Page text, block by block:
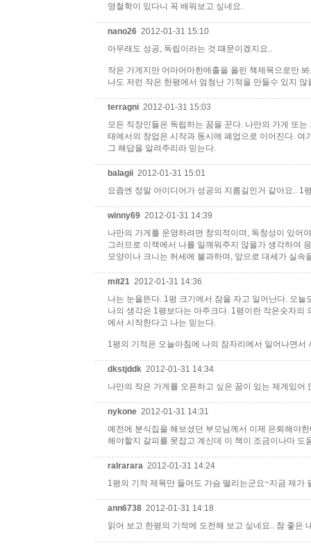
영철학이 있다니 꼭 배워보고 싶네요.
nano26 2012-01-31 15:10
아무래도 성공, 독립이라는 것 때문이겠지요..
작은 가게지만 어마어마한메출을 올린 책제목으로만
나도 저런 작은 한평에서 엄청난 기적을 만들수 있지 않
terragni 2012-01-31 15:03
모든 직장인들은 독립하는 꿈을 꾼다. 나만의 가게 또
태에서의 창업은 시작과 동시에 폐업으로 이어진다.
그 해답을 알려주리라 믿는다.
balagii 2012-01-31 15:01
요즘엔 정말 아이디어가 성공의 지름길인거 같아요.. 1
winny69 2012-01-31 14:39
나만의 가게를 운영하려면 창의적이며, 독창성이 있어
그러므로 이책에서 나를 일깨워주지 않을가 생각하여
모양이나 크니는 허세에 불과하며, 앞으로 대세가 실
mit21 2012-01-31 14:36
나는 눈을뜬다. 1평 크기에서 잠을 자고 일어난다. 오늘
나의 생각은 1평보다는 아주크다. 1평이란 작은숫자의
에서 시작한다고 나는 믿는다.
1평의 기적은 오늘아침에 나의 잠자리에서 일어나면
dkstjddk 2012-01-31 14:34
나만의 작은 가게를 오픈하고 싶은 꿈이 있는 제게있어
nykone 2012-01-31 14:31
예전에 분식집을 해보셨던 부모님께서 이제 은퇴해야
해야할지 갈피를 못잡고 계신데 이 책이 조금이나마 도
ralrarara 2012-01-31 14:24
1평의 기적 제목만 들어도 가슴 떨리는군요~지금 제
ann6738 2012-01-31 14:18
읽어 보고 한평의 기적에 도전해 보고 싶네요.. 참 좋은